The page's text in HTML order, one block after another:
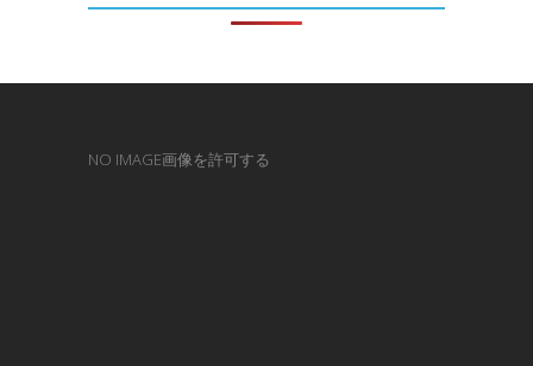
NO IMAGE画像を許可する